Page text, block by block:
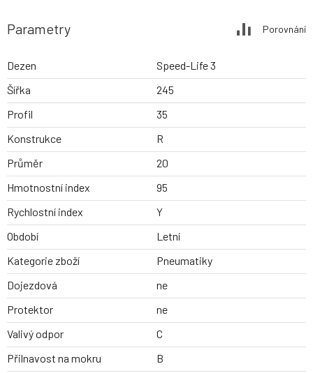
Parametry Porovnání
Dezen
Speed-Life 3
Šířka
245
Profil
35
Konstrukce
R
Průměr
20
Hmotnostní index
95
Rychlostní index
Y
Období
Letní
Kategorie zboží
Pneumatiky
Dojezdová
ne
Protektor
ne
Valivý odpor
C
Přilnavost na mokru
B